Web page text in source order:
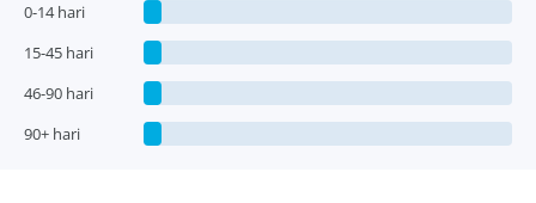
0-14 hari
15-45 hari
46-90 hari
90+ hari